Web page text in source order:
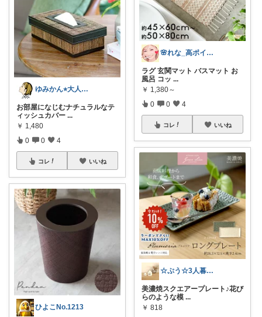
ゆみかん⭐︎大人の暮らし研究室
お部屋になじむナチュラルなテ
ィッシュカバー ...
￥ 1,480
0 0 4
コレ いいね
ひよこNo.1213
🌸れな_高ポイントday🛒♩◡̈*
ラグ 玄関マット バスマット お
風呂 コッ ...
￥ 1,380～
0 0 4
コレ いいね
☆ぷう☆3人暮らしの小さな家
美濃焼スクエアープレート♪花び
らのような模 ...
￥ 818